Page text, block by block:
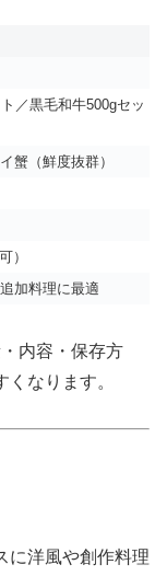
／黒毛和牛500gセッ
蟹（鮮度抜群）
）
加料理に最適
内容・保存方
なります。
に洋風や創作料理